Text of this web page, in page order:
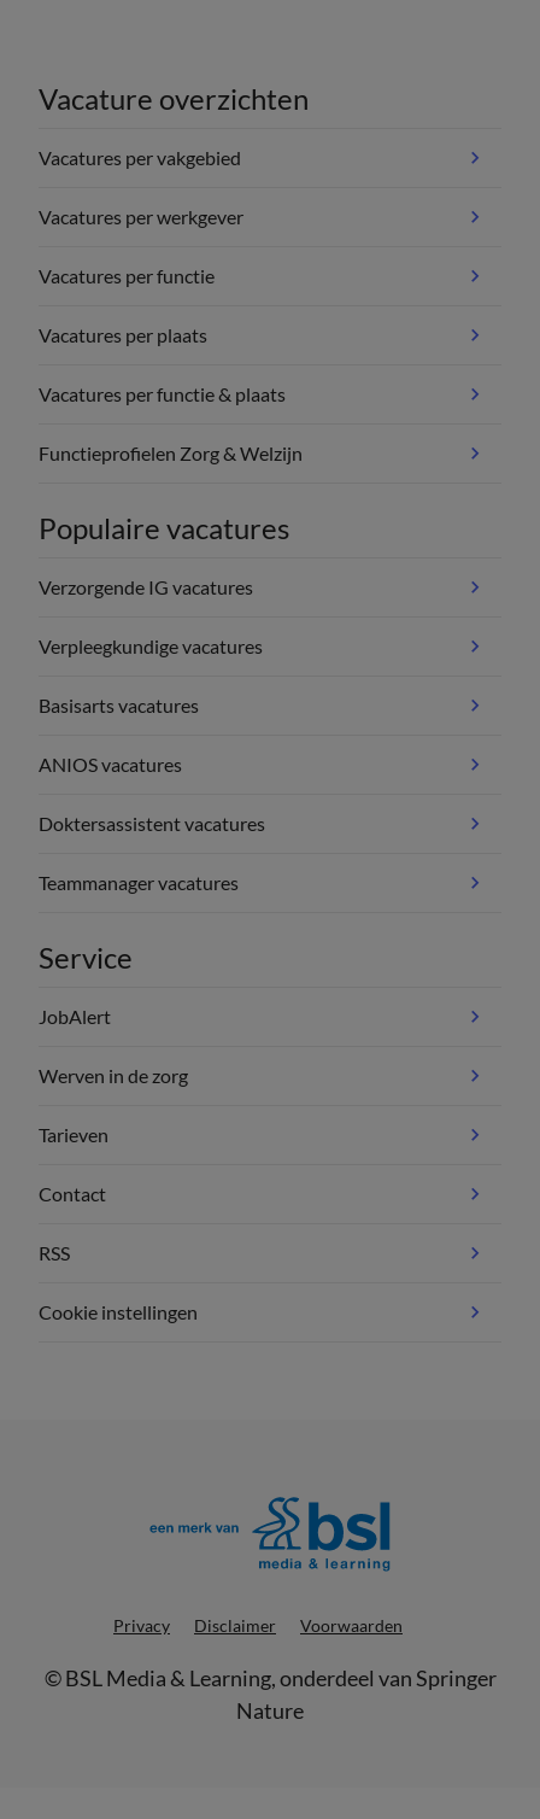
Vacature overzichten
Vacatures per vakgebied
Vacatures per werkgever
Vacatures per functie
Vacatures per plaats
Vacatures per functie & plaats
Functieprofielen Zorg & Welzijn
Populaire vacatures
Verzorgende IG vacatures
Verpleegkundige vacatures
Basisarts vacatures
ANIOS vacatures
Doktersassistent vacatures
Teammanager vacatures
Service
JobAlert
Werven in de zorg
Tarieven
Contact
RSS
Cookie instellingen
Privacy Disclaimer Voorwaarden
©BSL Media & Learning, onderdeel vanSpringer
Nature